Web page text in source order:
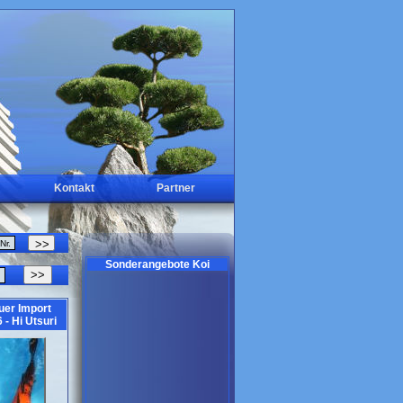
Kontakt Partner
>>
Import
- Hi Utsuri
Sonderangebote Koi